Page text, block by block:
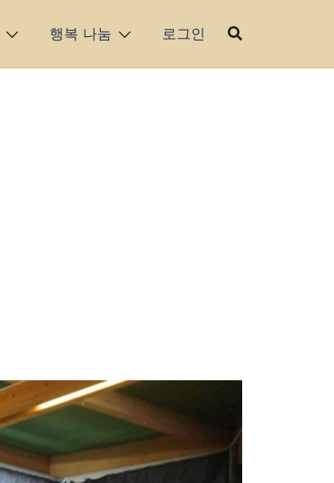
행복 나눔 로그인